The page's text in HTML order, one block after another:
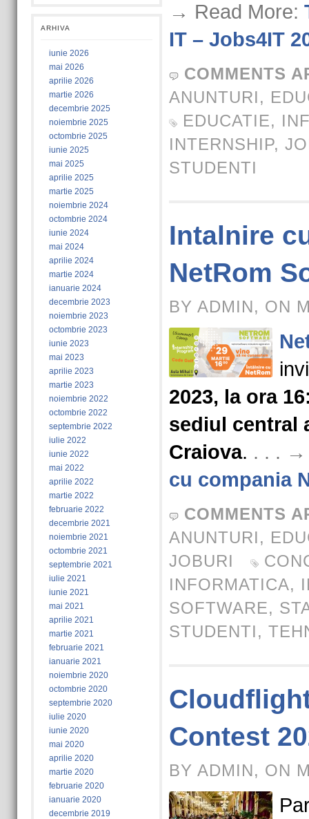
ARHIVA
iunie 2026
mai 2026
aprilie 2026
martie 2026
decembrie 2025
noiembrie 2025
octombrie 2025
iunie 2025
mai 2025
aprilie 2025
martie 2025
noiembrie 2024
octombrie 2024
iunie 2024
mai 2024
aprilie 2024
martie 2024
ianuarie 2024
decembrie 2023
noiembrie 2023
octombrie 2023
iunie 2023
mai 2023
aprilie 2023
martie 2023
noiembrie 2022
octombrie 2022
septembrie 2022
iulie 2022
iunie 2022
mai 2022
aprilie 2022
martie 2022
februarie 2022
decembrie 2021
noiembrie 2021
octombrie 2021
septembrie 2021
iulie 2021
iunie 2021
mai 2021
aprilie 2021
martie 2021
februarie 2021
ianuarie 2021
noiembrie 2020
octombrie 2020
septembrie 2020
iulie 2020
iunie 2020
mai 2020
aprilie 2020
martie 2020
februarie 2020
ianuarie 2020
decembrie 2019
→ Read More:
IT – Jobs4IT
COMMENTS
ANUNTURI,
EDUCATIE,
INTERNSHIP,
STUDENTI
Intalnire
NetRom
BY ADMIN, ON
2023, la ora
sediul central
Craiova. . . . →
cu compania
COMMENTS
ANUNTURI,
JOBURI
INFORMATICA,
SOFTWARE,
STUDENTI,
Contest
BY ADMIN, ON